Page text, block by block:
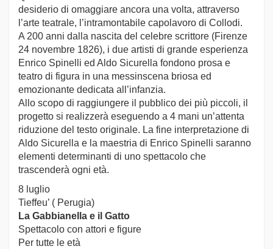
desiderio di omaggiare ancora una volta, attraverso
l’arte teatrale, l’intramontabile capolavoro di Collodi.
A 200 anni dalla nascita del celebre scrittore (Firenze
24 novembre 1826), i due artisti di grande esperienza
Enrico Spinelli ed Aldo Sicurella fondono prosa e
teatro di figura in una messinscena briosa ed
emozionante dedicata all’infanzia.
Allo scopo di raggiungere il pubblico dei più piccoli, il
progetto si realizzerà eseguendo a 4 mani un’attenta
riduzione del testo originale. La fine interpretazione di
Aldo Sicurella e la maestria di Enrico Spinelli saranno
elementi determinanti di uno spettacolo che
trascenderà ogni età.
8 luglio
Tieffeu’ ( Perugia)
La Gabbianella e il Gatto
Spettacolo con attori e figure
Per tutte le età